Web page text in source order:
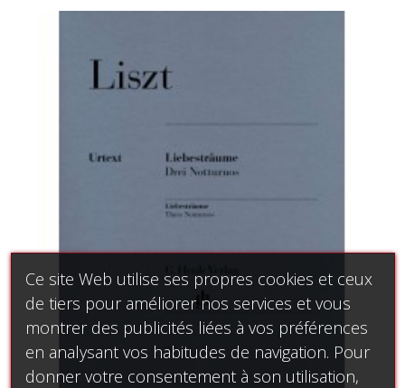
Ce site Web utilise ses propres cookies et ceux
de tiers pour améliorer nos services et vous
montrer des publicités liées à vos préférences
en analysant vos habitudes de navigation. Pour
donner votre consentement à son utilisation,